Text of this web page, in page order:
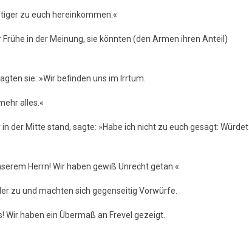
zu euch hereinkommen.«
Frühe in der Meinung, sie könnten (den Armen ihren Anteil)
sie: »Wir befinden uns im Irrtum.
alles.«
in der Mitte stand, sagte: »Habe ich nicht zu euch gesagt: Würdet
Herrn! Wir haben gewiß Unrecht getan.«
zu und machten sich gegenseitig Vorwürfe.
Wir haben ein Übermaß an Frevel gezeigt.